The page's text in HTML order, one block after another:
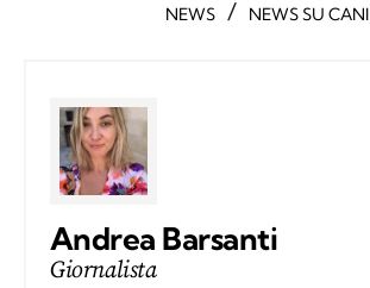
NEWS / NEWS SU CANI
Andrea Barsanti
Giornalista